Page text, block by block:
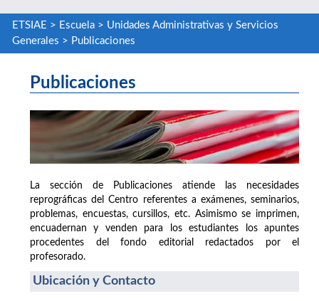
ETSIAE > Escuela> Unidades Administrativas y Servicios
Generales > Publicaciones
Publicaciones
La sección de Publicaciones atiende las necesidades
reprográficas del Centro referentes a exámenes, seminarios,
problemas, encuestas, cursillos, etc. Asimismo se imprimen,
encuadernan y venden para los estudiantes los apuntes
procedentes del fondo editorial redactados por el
profesorado.
Ubicación y Contacto